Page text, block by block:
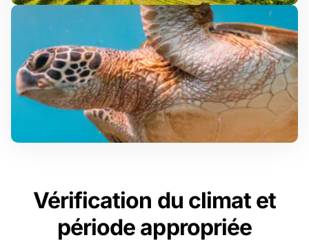
Vérification du climat et
période appropriée